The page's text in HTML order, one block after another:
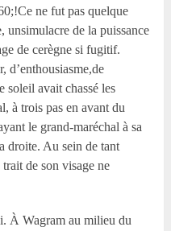
ne fut pas quelque
unsimulacre de la puissance
de cerègne si fugitif.
d’enthousiasme,de
avait chassé les
à trois pas en avant du
le grand-maréchal à sa
droite. Au sein de tant
de son visage ne
À Wagram au milieu du